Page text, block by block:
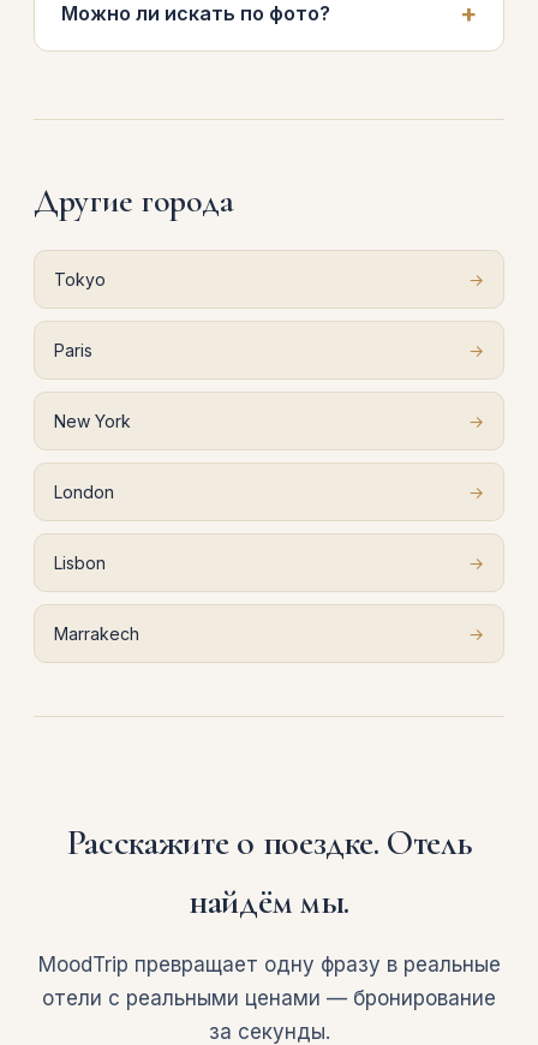
Можно ли искать по фото?
Другие города
Tokyo →
Paris →
New York →
London →
Lisbon →
Marrakech →
Расскажите о поездке. Отель
найдём мы.
MoodTrip превращает одну фразу в реальные
отели с реальными ценами — бронирование
за секунды.